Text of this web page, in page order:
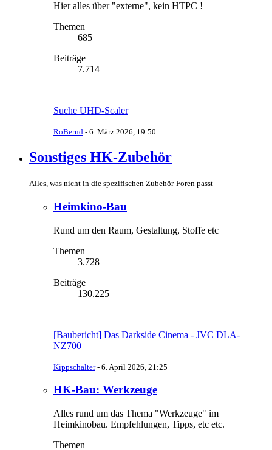
Hier alles über "externe", kein HTPC !
Themen
685
Beiträge
7.714
Suche UHD-Scaler
RoBernd - 6. März 2026, 19:50
Sonstiges HK-Zubehör
Alles, was nicht in die spezifischen Zubehör-Foren passt
Heimkino-Bau
Rund um den Raum, Gestaltung, Stoffe etc
Themen
3.728
Beiträge
130.225
[Baubericht] Das Darkside Cinema - JVC DLA-
NZ700
Kippschalter- 6. April 2026, 21:25
HK-Bau: Werkzeuge
Alles rund um das Thema "Werkzeuge" im
Heimkinobau. Empfehlungen, Tipps, etc etc.
Themen